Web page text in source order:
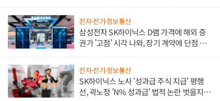
전자·전기·정보통신
삼성전자 SK하이닉스 D램 가격에 해외 증
권가 '고점' 시각 나와, 장기 계약에 단점 부
전자·전기·정보통신
SK하이닉스 노사 '성과급 주식 지급' 평행
선, 곽노정 'N% 성과급' 법적 논란 벗을지 주